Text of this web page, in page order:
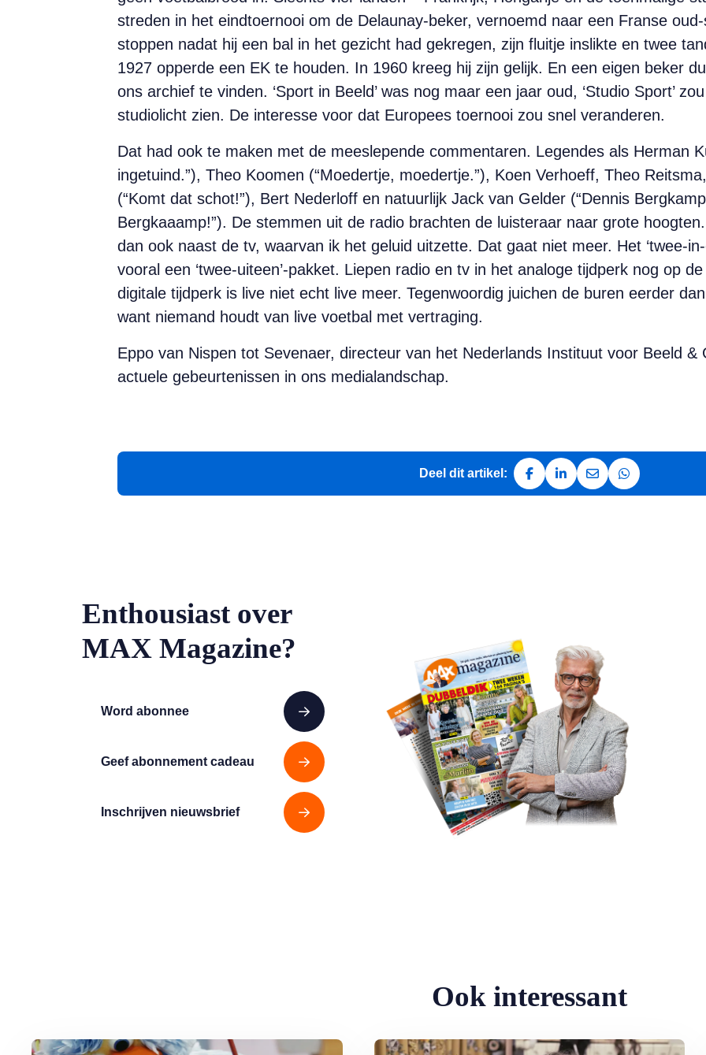
streden in het eindtoernooi om de Delaunay-beker, vernoemd naar een Franse
stoppen nadat hij een bal in het gezicht had gekregen, zijn fluitje inslikte en twee
1927 opperde een EK te houden. In 1960 kreeg hij zijn gelijk. En een eigen beker
ons archief te vinden. ‘Sport in Beeld’ was nog maar een jaar oud, ‘Studio Sport’
studiolicht zien. De interesse voor dat Europees toernooi zou snel veranderen.
Dat had ook te maken met de meeslepende commentaren. Legendes als Herman
ingetuind.”), Theo Koomen (“Moedertje, moedertje.”), Koen Verhoeff, Theo
(“Komt dat schot!”), Bert Nederloff en natuurlijk Jack van Gelder (“Dennis
Bergkaaamp!”). De stemmen uit de radio brachten de luisteraar naar grote
dan ook naast de tv, waarvan ik het geluid uitzette. Dat gaat niet meer. Het ‘twee-
vooral een ‘twee-uiteen’-pakket. Liepen radio en tv in het analoge tijdperk nog op
digitale tijdperk is live niet echt live meer. Tegenwoordig juichen de buren eerder
want niemand houdt van live voetbal met vertraging.
Eppo van Nispen tot Sevenaer, directeur van het Nederlands Instituut voor Beeld &
actuele gebeurtenissen in ons medialandschap.
Deel dit artikel:
Deel op Facebook
Deel op LinkedIn
Deel via e-mail
Deel via
Enthousiast over
MAX Magazine?
Word abonnee
Geef abonnement cadeau
Inschrijven nieuwsbrief
Ook interessant
Lees meer over Vijftig jaar Sesamstraat Lees meer over Tv van toen: Paulus de Boskabouter